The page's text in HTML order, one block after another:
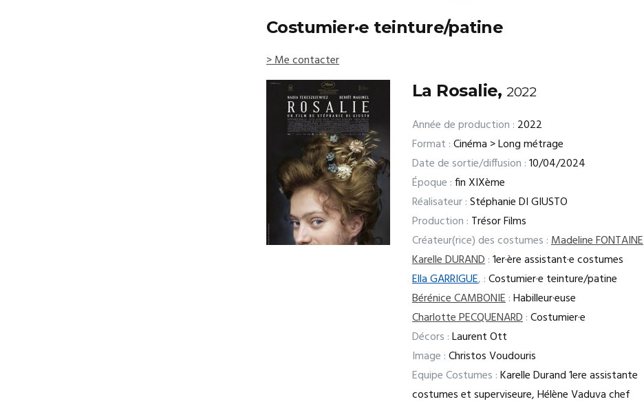
Costumier·e teinture/patine
> Me contacter
La Rosalie,2022
Année de production : 2022
Format :Cinéma > Long métrage
Date de sortie/diffusion :10/04/2024
Époque :fin XIXème
Réalisateur :Stéphanie DI GIUSTO
Production : Trésor Films
Créateur(rice) des costumes :Madeline FONTAINE
Karelle DURAND:1er·ère assistant·e costumes
Ella GARRIGUE, :Costumier·e teinture/patine
Bérénice CAMBONIE:Habilleur·euse
Charlotte PECQUENARD:Costumier·e
Décors :Laurent Ott
Image :Christos Voudouris
Equipe Costumes :Karelle Durand 1ere assistante
costumes et superviseure, Hélène Vaduva chef